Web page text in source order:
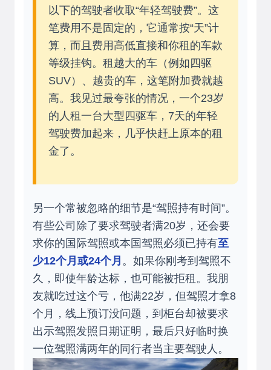
以下的驾驶者收取“年轻驾驶费”。这
笔费用不是固定的，它通常按“天”计
算，而且费用高低直接和你租的车款
等级挂钩。租越大的车（例如四驱
SUV）、越贵的车，这笔附加费就越
高。我见过最夸张的情况，一个23岁
的人租一台大型四驱车，7天的年轻
驾驶费加起来，几乎快赶上原本的租
金了。
另一个常被忽略的细节是“驾照持有时间”。
有些公司除了要求驾驶者满20岁，还会要
求你的国际驾照或本国驾照必须已持有至
少12个月或24个月 。如果你刚考到驾照不
久，即使年龄达标，也可能被拒租。我朋
友就吃过这个亏，他满22岁，但驾照才拿8
个月，线上预订没问题，到柜台却被要求
出示驾照发照日期证明，最后只好临时换
一位驾照满两年的同行者当主要驾驶人。